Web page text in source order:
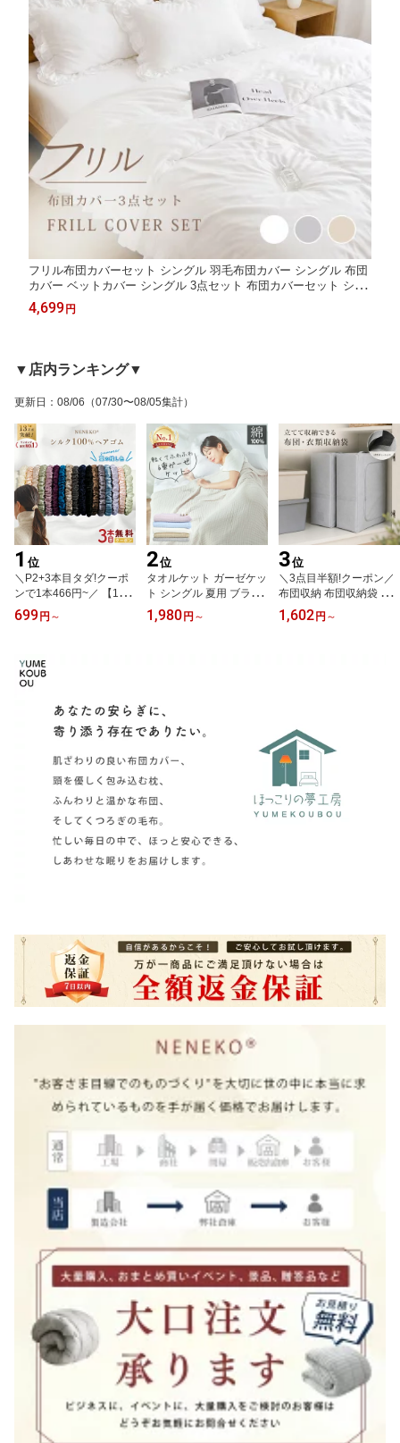
フリル布団カバーセット シングル 羽毛布団カバー シングル 布団
カバー ベットカバー シングル 3点セット 布団カバーセット シン
グル ベットカバー 3点 シーツ 3点セット 布団カバー シングル 掛
け布団カバー ボックスシーツ
4,699 円
▼店内ランキング▼
更新日 ： 08/06 （07/30〜08/05集計）
1 位
＼P2+3本目タダ!クーポ
ンで1本466円~／ 【13万
本爆売れ】 シルク ヘア
ゴム シルク シュシュ ヘ
ュシュ シルクゴム シル
ク ゴム シルク 髪ゴム ヘ
ズ ヘアアクセサリー プ
レゼント NENEKO
699 円 ～
2位
タオルケット ガーゼケッ
ト シングル 夏用 ブラン
ケット 夏用掛け布団 夏
布団 タオルケット 綿100
ーン キング
1,980 円 ～
3位
＼3点目半額!クーポン／
布団収納 布団収納袋 立
てられる 布団 収納 羽毛
布団 収納袋 布団袋 布団
ッション NENEKO
1,602 円 ～